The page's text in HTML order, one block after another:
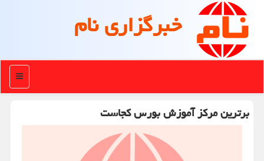
خبرگزاری نام
منو
برترین مركز آموزش بورس كجاست